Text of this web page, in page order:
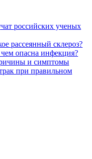
российских ученых
рассеянный склероз?
опасна инфекция?
и симптомы
при правильном